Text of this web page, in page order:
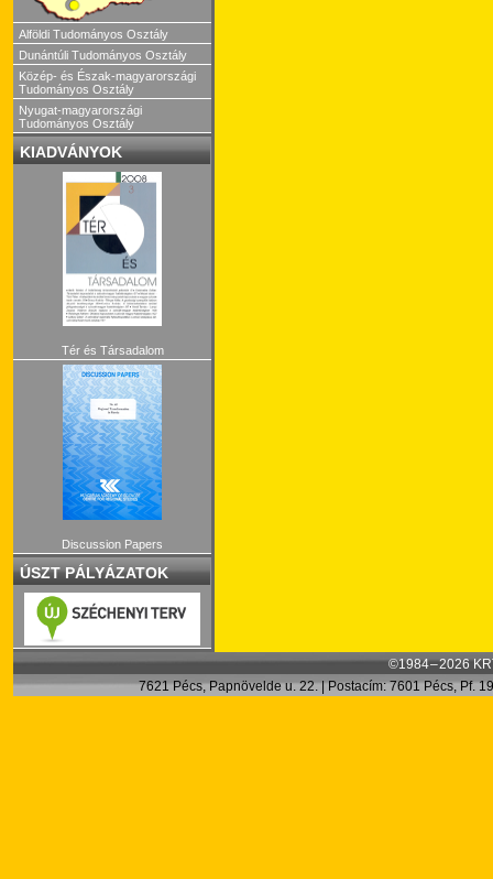
Alföldi Tudományos Osztály
Dunántúli Tudományos Osztály
Közép- és Észak-magyarországi
Tudományos Osztály
Nyugat-magyarországi
Tudományos Osztály
KIADVÁNYOK
Tér és Társadalom
Discussion Papers
ÚSZT PÁLYÁZATOK
©1984 – 2026
7621 Pécs, Papnövelde u. 22. | Postacím: 7601 Pécs, Pf.